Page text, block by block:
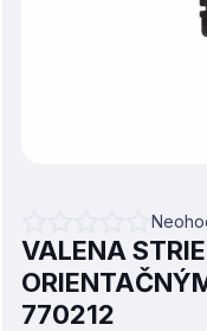
Priemerné hodnotenie
VALENA
770212